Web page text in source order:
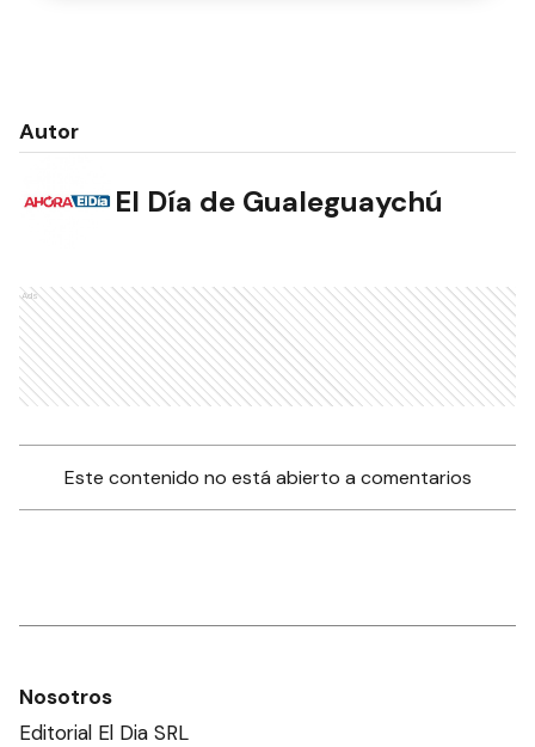
Autor
El Día de Gualeguaychú
Ads
Este contenido no está abierto a comentarios
Nosotros
Editorial El Dia SRL